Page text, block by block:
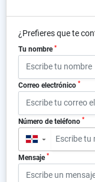
¿Prefieres que te
Tu nombre *
Correo electrónico *
Número de teléfono *
▼
Mensaje *